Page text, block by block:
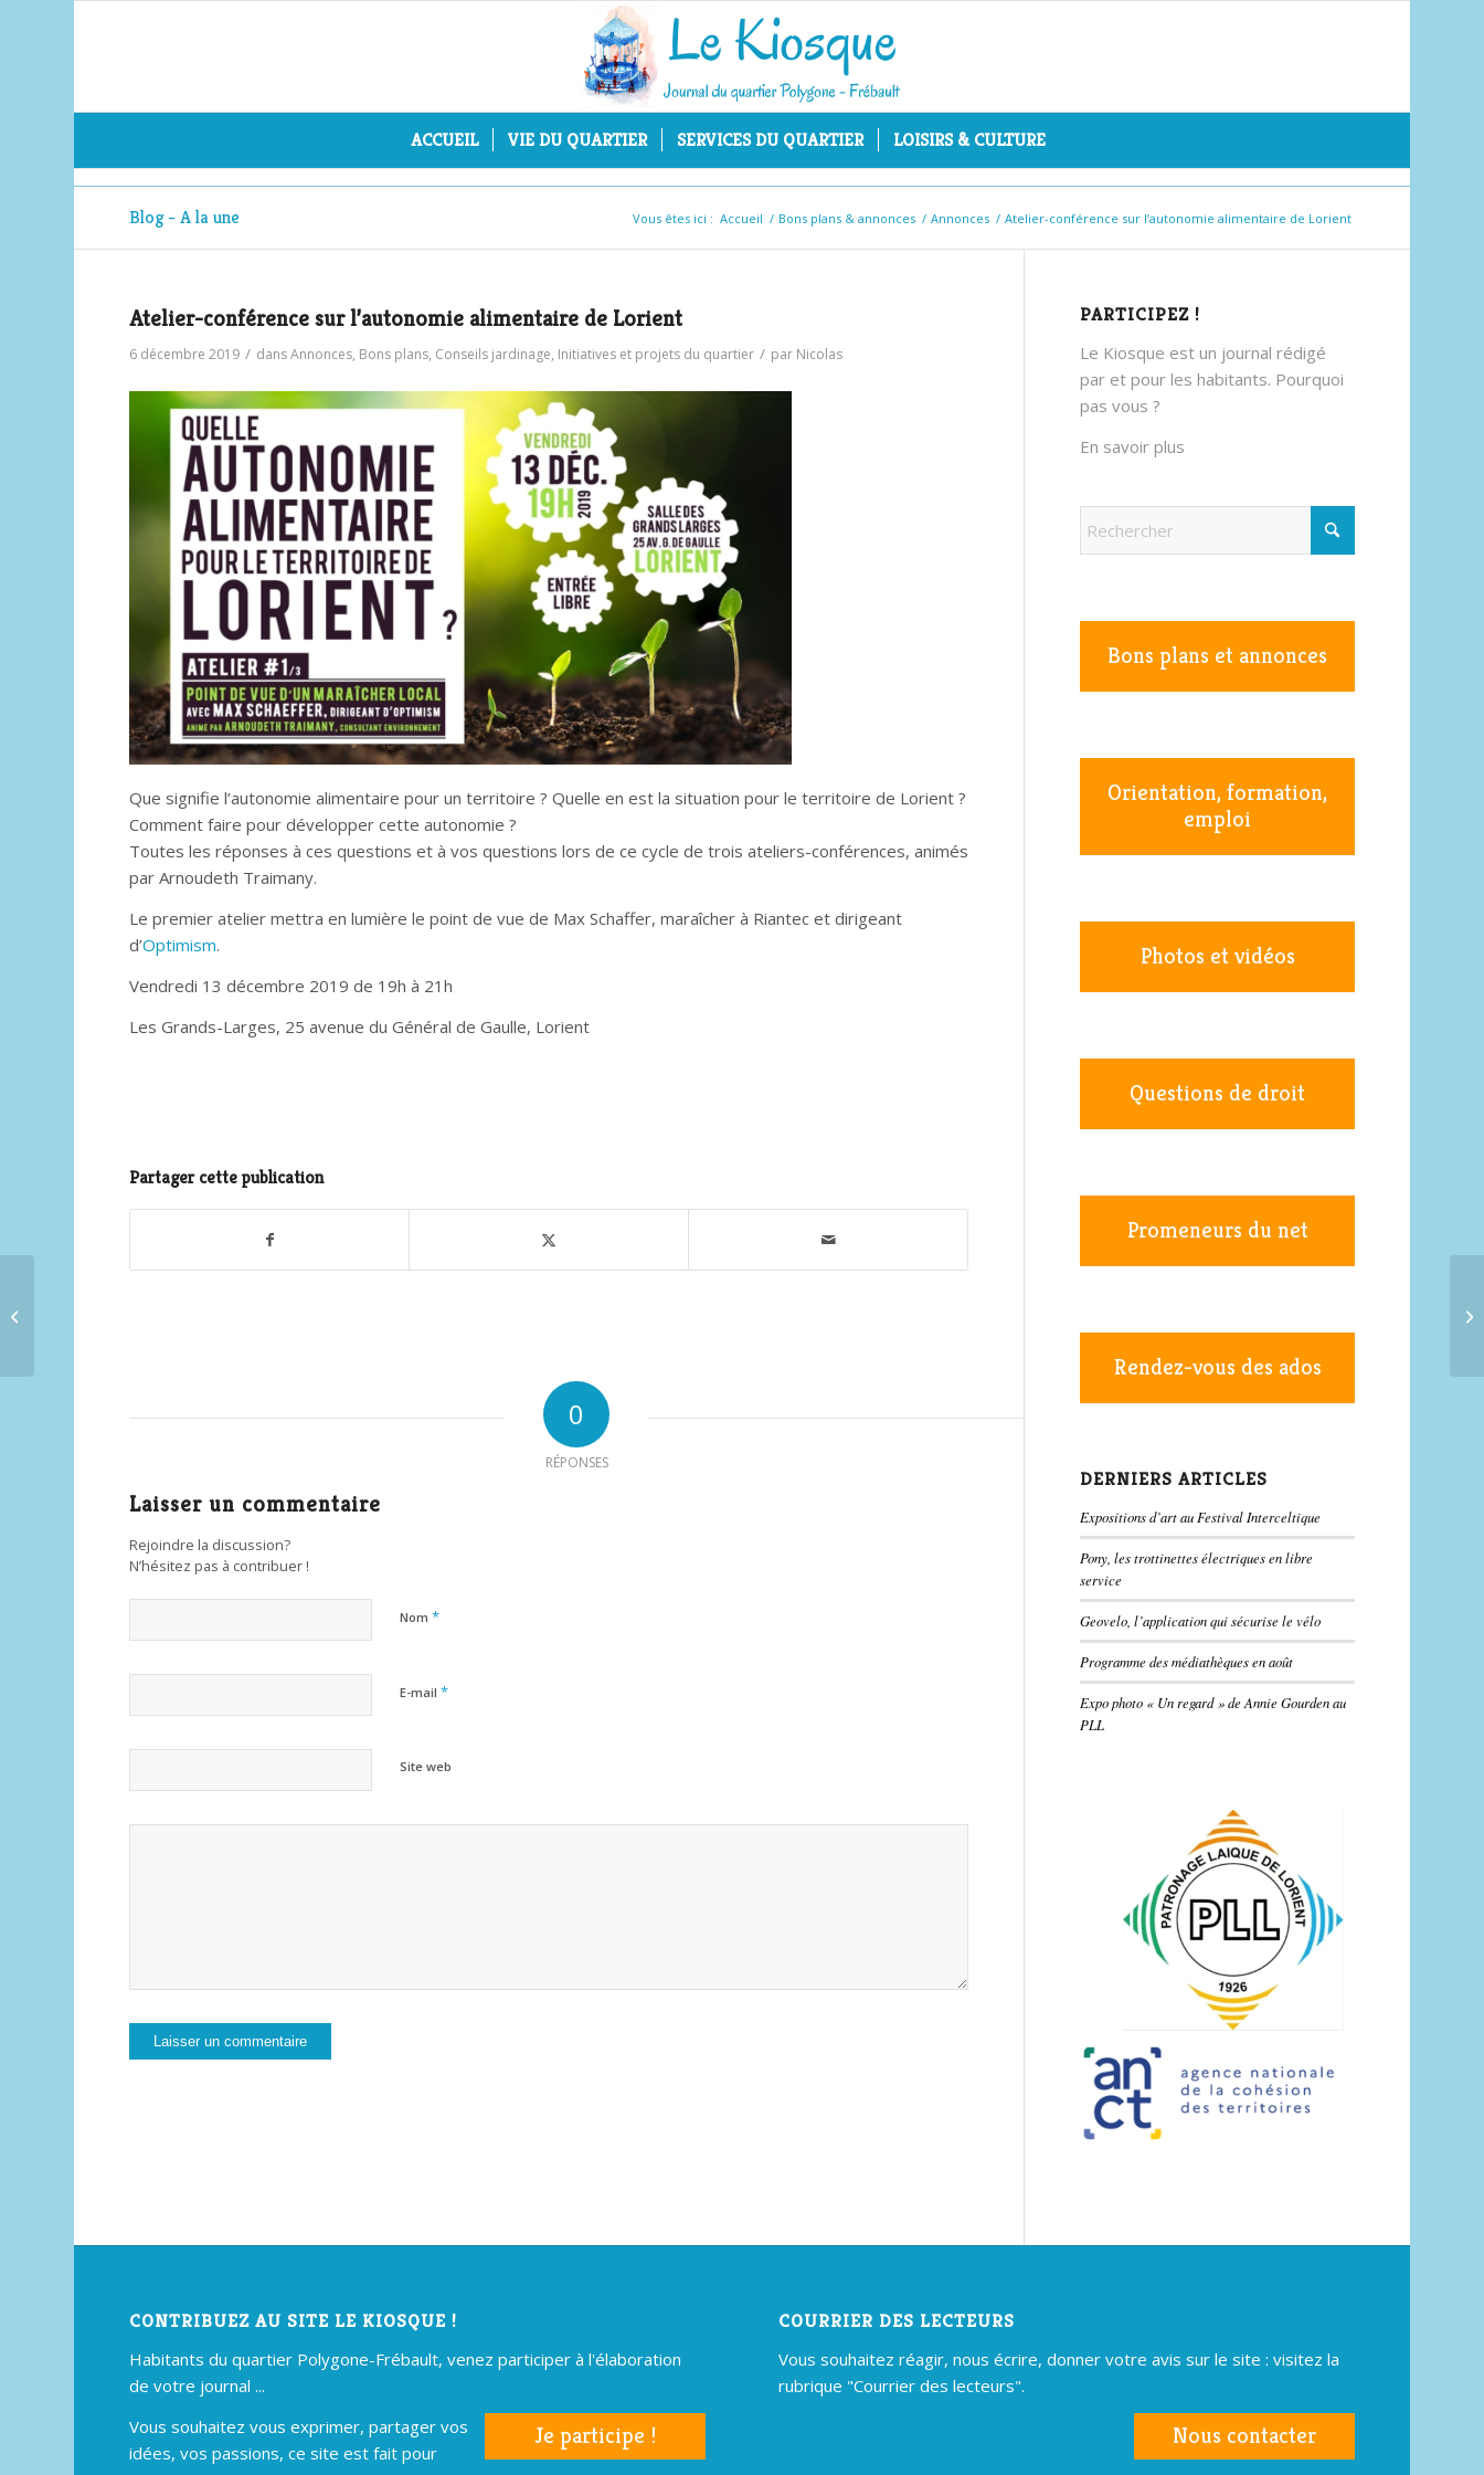
ACCUEIL VIE DU QUARTIER SERVICES DU QUARTIER LOISIRS & CULTURE
Blog - A la une Vous êtes ici : Accueil / Bons plans & annonces / Annonces / Atelier-conférence sur l’autonomie alimentaire de Lorient
Atelier-conférence sur l’autonomie alimentaire de Lorient
6 décembre 2019 / dansAnnonces, Bons plans, Conseils jardinage, Initiatives et projets du quartier / par Nicolas
Que signifie l’autonomie alimentaire pour un territoire ? Quelle en est la situation pour le territoire de Lorient ?
Comment faire pour développer cette autonomie ?
Toutes les réponses à ces questions et à vos questions lors de ce cycle de trois ateliers-conférences, animés
par Arnoudeth Traimany.
Le premier atelier mettra en lumière le point de vue de Max Schaffer, maraîcher à Riantec et dirigeant
d’Optimism.
Vendredi 13 décembre 2019 de 19h à 21h
Les Grands-Larges, 25 avenue du Général de Gaulle, Lorient
Partager cette publication
0
RÉPONSES
Laisser un commentaire
Rejoindre la discussion?
N’hésitez pas à contribuer !
Nom*
E-mail*
Site web
PARTICIPEZ !
Le Kiosque est un journal rédigé
par et pour les habitants. Pourquoi
pas vous ?
En savoir plus
Bons plans et annonces
Orientation, formation,
emploi
Photos et vidéos
Questions de droit
Promeneurs du net
Rendez-vous des ados
DERNIERS ARTICLES
Expositions d’art au Festival Interceltique
Pony, les trottinettes électriques en libre
service
Geovelo, l’application qui sécurise le vélo
Programme des médiathèques en août
Expo photo « Un regard » de Annie Gourden au
PLL
CONTRIBUEZ AU SITE LE KIOSQUE !
Habitants du quartier Polygone-Frébault, venez participer à l'élaboration
de votre journal ...
Je participe !
Vous souhaitez vous exprimer, partager vos
idées, vos passions, ce site est fait pour
COURRIER DES LECTEURS
Vous souhaitez réagir, nous écrire, donner votre avis sur le site : visitez la
rubrique "Courrier des lecteurs".
Nous contacter